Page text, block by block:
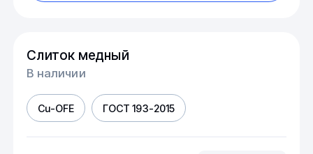
Слиток медный
В наличии
Cu-OFE ГОСТ 193-2015